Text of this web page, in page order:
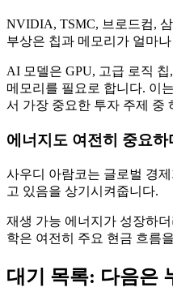
NVIDIA, TSMC, 브로드컴,
부상은 칩과 메모리가 얼마
AI 모델은 GPU, 고급 로직
메모리를 필요로 합니다. 이
서 가장 중요한 투자 주제 중
에너지도 여전히 중요하
사우디 아람코는 글로벌 경
고 있음을 상기시켜줍니다.
재생 가능 에너지가 성장하
학은 여전히 주요 현금 흐름
대기 목록: 다음은